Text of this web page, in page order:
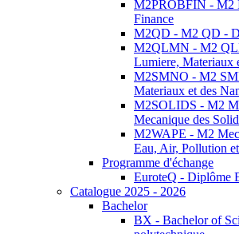
M2PROBFIN - M2
Finance
M2QD - M2 QD -
M2QLMN - M2
Lumiere, Materiaux
M2SMNO - M2
Materiaux et des
M2SOLIDS - M2
Mecanique des
M2WAPE - M2
Eau, Air, Pollution
Programme d'échange
EuroteQ - Diplôme
Catalogue 2025 - 2026
Bachelor
BX - Bachelor of